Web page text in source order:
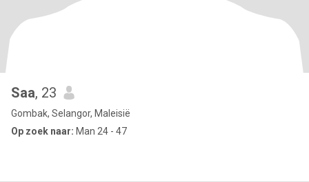
Saa, 23
Gombak, Selangor, Maleisië
Op zoek naar: Man 24 - 47